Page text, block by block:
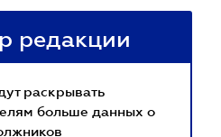
редакции
раскрывать
больше данных о